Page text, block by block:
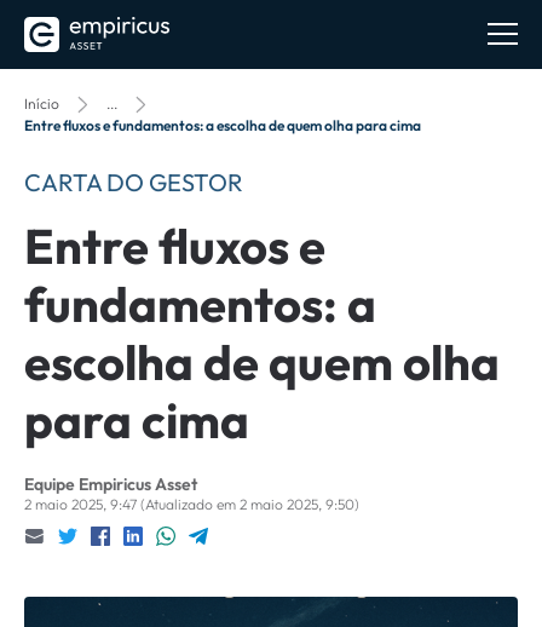
Início
...
Entre fluxos e fundamentos: a escolha de quem olha para cima
CARTA DO GESTOR
Entre fluxos e
fundamentos: a
escolha de quem olha
para cima
Equipe Empiricus Asset
2 maio 2025, 9:47 (Atualizado em 2 maio 2025, 9:50)